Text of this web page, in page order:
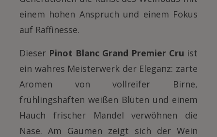
einem hohen Anspruch und einem Fokus
auf Raffinesse.
Dieser Pinot Blanc Grand Premier Cru ist
ein wahres Meisterwerk der Eleganz: zarte
Aromen von vollreifer Birne,
frühlingshaften weißen Blüten und einem
Hauch frischer Mandel verwöhnen die
Nase. Am Gaumen zeigt sich der Wein